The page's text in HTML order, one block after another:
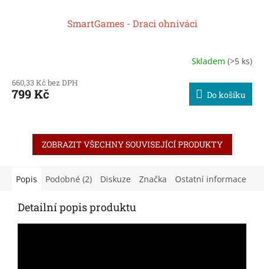
SmartGames - Draci ohniváci
Skladem (>5 ks)
660,33 Kč bez DPH
799 Kč Do košíku
ZOBRAZIT VŠECHNY SOUVISEJÍCÍ PRODUKTY
Popis Podobné (2) Diskuze Značka Ostatní informace
Detailní popis produktu